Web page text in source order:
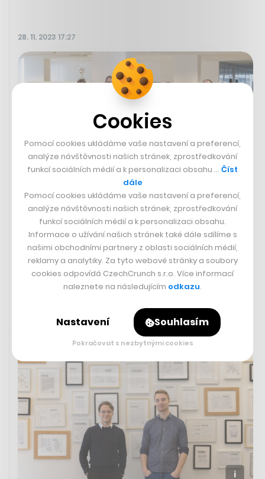
28. 11. 2023 17:27
Pracovní benefit, který může změnit
celý život. Jak v brněnském Tatumu
zavedli zaměstnanecké akcie
PETER BREJČÁK
Rychlá zpráva
Cookies
Pomocí cookies ukládáme vaše nastavení a preferencí,
analýze návštěvnosti našich stránek, zprostředkování
funkcí sociálních médií a k personalizaci obsahu … Číst
dále
Pomocí cookies ukládáme vaše nastavení a preferencí,
analýze návštěvnosti našich stránek, zprostředkování
funkcí sociálních médií a k personalizaci obsahu.
Informace o užívání našich stránek také dále sdílíme s
našimi obchodními partnery z oblasti sociálních médií,
reklamy a analytiky. Za tyto webové stránky a soubory
cookies odpovídá CzechCrunch s.r.o. Více informací
naleznete na následujícím odkazu.
Nastavení Souhlasím
Pokračovat s nezbytnými cookies